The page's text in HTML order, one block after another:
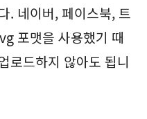
. 네이버, 페이스북, 트
포맷을 사용했기 때
로드하지 않아도 됩니